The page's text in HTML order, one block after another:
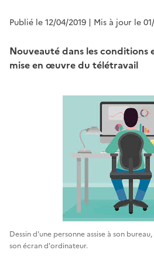
Publié le 12/04/2019 | Mis à jour le
Nouveauté dans les conditions
mise en œuvre du télétravail
Dessin d'une personne assise à son
son écran d'ordinateur.